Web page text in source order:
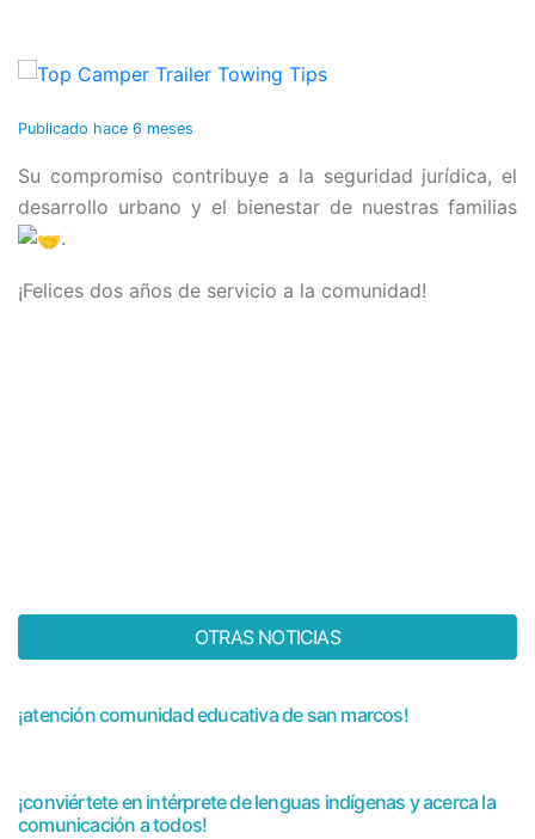
Publicado hace 6 meses
Su compromiso contribuye a la seguridad jurídica, el
desarrollo urbano y el bienestar de nuestras familias
.
¡Felices dos años de servicio a la comunidad!
OTRAS NOTICIAS
¡atención comunidad educativa de san marcos!
¡conviértete en intérprete de lenguas indígenas y acerca la
comunicación a todos!